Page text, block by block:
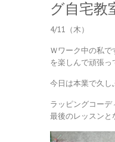
グ自宅教
4/11（木）
Ｗワーク中の私
を楽しんで頑張っ
今日は本業で久し
ラッピングコーデ
最後のレッスンと